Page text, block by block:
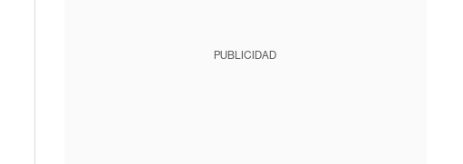
PUBLICIDAD